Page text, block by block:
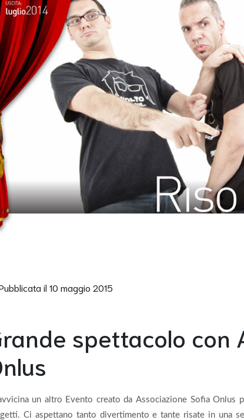
il 10 maggio 2015
spettacolo con
un altro Evento creato da Associazione Sofia Onlus
Ci aspettano tanto divertimento e tante risate in una